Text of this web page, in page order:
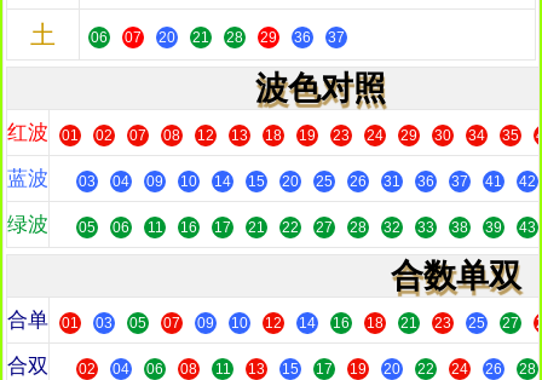
土 06 07 20 21 28 29 36 37
波色对照
红波 01 02 07 08 12 13 18 19 23 24 29 30 34 35
蓝波 03 04 09 10 14 15 20 25 26 31 36 37 41 42
绿波 05 06 11 16 17 21 22 27 28 32 33 38 39 43
合数单双
合单 01 03 05 07 09 10 12 14 16 18 21 23 25 27
合双 02 04 06 08 11 13 15 17 19 20 22 24 26 28